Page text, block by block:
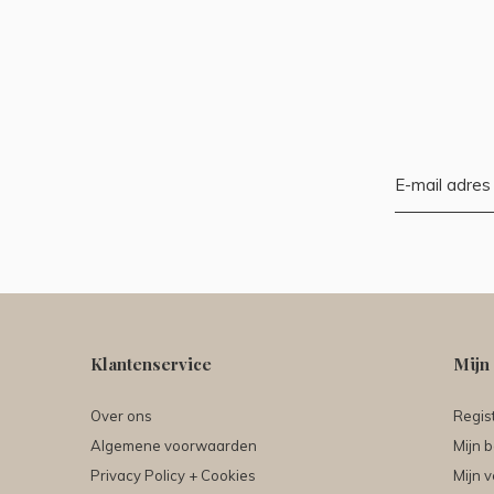
Klantenservice
Over ons
Algemene voorwaarden
Privacy Policy + Cookies
Mijn
Mijn
Mijn